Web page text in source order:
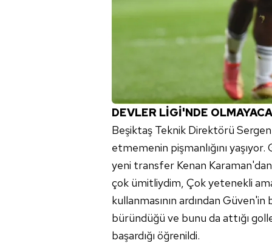
6698 sayılı Kişisel Verilerin
mevzuata uygun olarak
DEVLER LİGİ'NDE
Beşiktaş Teknik Direktörü
etmemenin pişmanlığını
yeni transfer Kenan
çok ümitliydim, Çok yetenekli
kullanmasının ardından
büründüğü ve bunu da attığı
başardığı öğrenildi.